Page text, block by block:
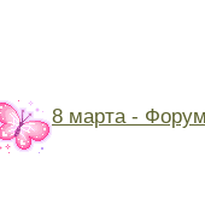
8 марта -